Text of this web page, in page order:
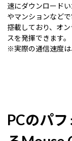
速にダウンロード
やマンションなど
搭載しており、オ
スを発揮できます。
※実際の通信速度は
PCのパ